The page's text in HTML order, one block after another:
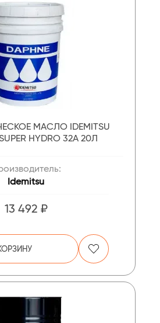
МАСЛО IDEMITSU
HYDRO 32A 20Л
Idemitsu
13 492 ₽